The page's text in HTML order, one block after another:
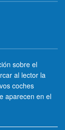
sobre el
al lector la
coches
aparecen en el